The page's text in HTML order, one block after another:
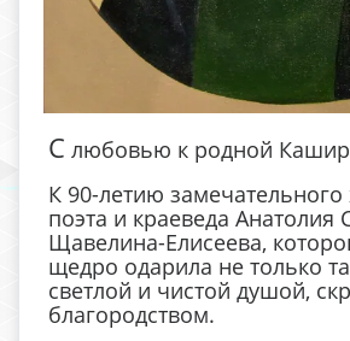
С любовью к родной
К 90-летию замечательного
поэта и краеведа Анатолия
Щавелина-Елисеева,
щедро одарила не только
светлой и чистой душой,
благородством.